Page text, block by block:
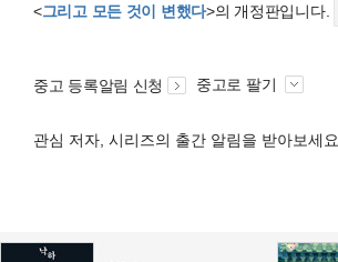
<그리고 모든 것이 변했다>의 개정판입니다.
중고 등록알림 신청 중고로 팔기
관심 저자, 시리즈의 출간 알림을 받아보세요